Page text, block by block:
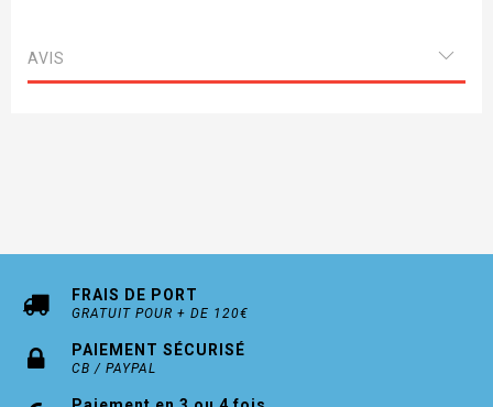
AVIS
FRAIS DE PORT
GRATUIT POUR + DE 120€
PAIEMENT SÉCURISÉ
CB / PAYPAL